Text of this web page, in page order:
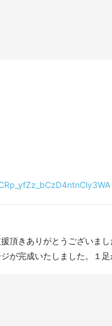
頂きありがとうございま
が完成いたしました。１足